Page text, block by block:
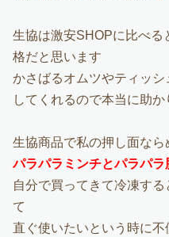
生協は激安SHOPに比べる
格だと思います
かさばるオムツやティッ
してくれるので本当に助か
生協商品で私の押し面なら
パラパラミンチとパラパラ
自分で買ってきて冷凍す
て
直ぐ使いたいという時に不